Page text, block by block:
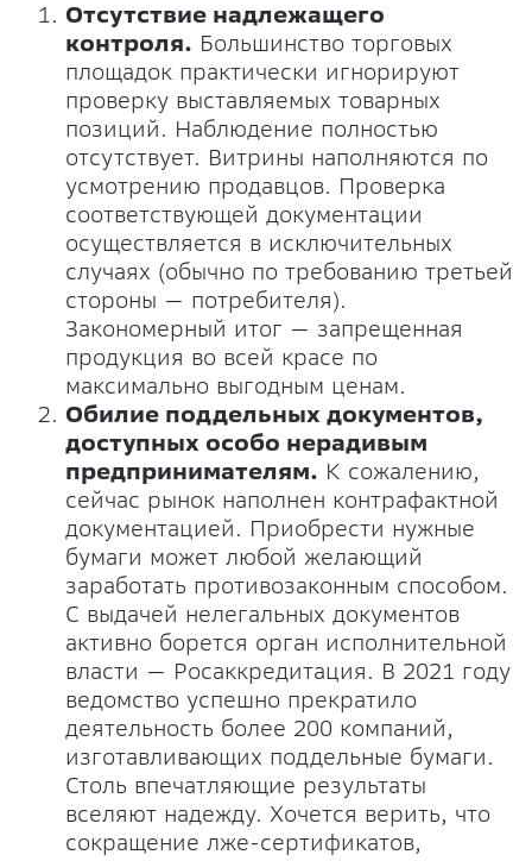
Отсутствие надлежащего
контроля. Большинство торговых
площадок практически игнорируют
проверку выставляемых товарных
позиций. Наблюдение полностью
отсутствует. Витрины наполняются по
усмотрению продавцов. Проверка
соответствующей документации
осуществляется в исключительных
случаях (обычно по требованию третьей
стороны — потребителя).
Закономерный итог — запрещенная
продукция во всей красе по
максимально выгодным ценам.
Обилие поддельных документов,
доступных особо нерадивым
предпринимателям. К сожалению,
сейчас рынок наполнен контрафактной
документацией. Приобрести нужные
бумаги может любой желающий
заработать противозаконным способом.
С выдачей нелегальных документов
активно борется орган исполнительной
власти — Росаккредитация. В 2021 году
ведомство успешно прекратило
деятельность более 200 компаний,
изготавливающих поддельные бумаги.
Столь впечатляющие результаты
вселяют надежду. Хочется верить, что
сокращение лже-сертификатов,